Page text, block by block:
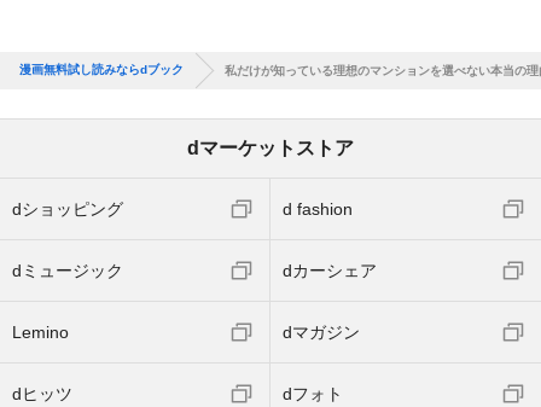
漫画無料試し読みならdブック 私だけが知っている理想のマンションを選べない本当の理
dマーケットストア
dショッピング d fashion
dミュージック dカーシェア
Lemino dマガジン
dヒッツ dフォト